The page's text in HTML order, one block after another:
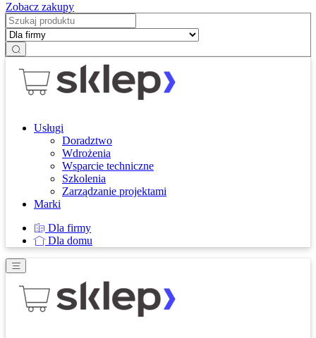
Zobacz zakupy
Usługi
Doradztwo
Wdrożenia
Wsparcie techniczne
Szkolenia
Zarządzanie projektami
Marki
Dla firmy
Dla domu